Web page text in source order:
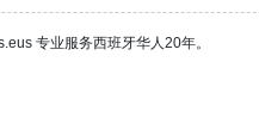
专业服务西班牙华人20年。